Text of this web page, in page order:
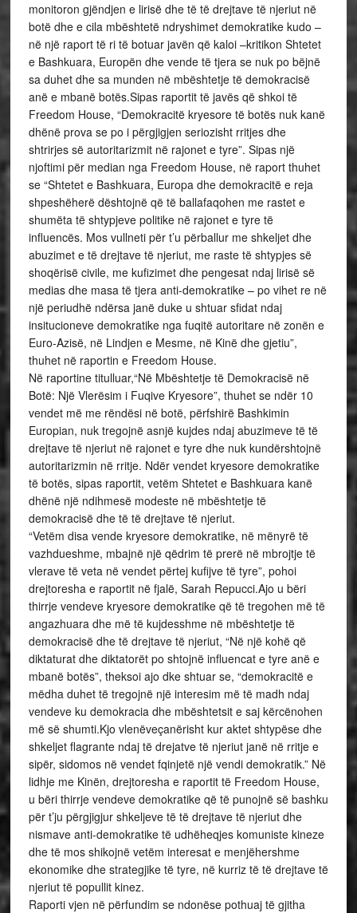
monitoron gjëndjen e lirisë dhe të të drejtave të njeriut në
botë dhe e cila mbështetë ndryshimet demokratike kudo –
në një raport të ri të botuar javën që kaloi –kritikon Shtetet
e Bashkuara, Europën dhe vende të tjera se nuk po bëjnë
sa duhet dhe sa munden në mbështetje të demokracisë
anë e mbanë botës.Sipas raportit të javës që shkoi të
Freedom House, “Demokracitë kryesore të botës nuk kanë
dhënë prova se po i përgjigjen seriozisht rritjes dhe
shtrirjes së autoritarizmit në rajonet e tyre”. Sipas një
njoftimi për median nga Freedom House, në raport thuhet
se “Shtetet e Bashkuara, Europa dhe demokracitë e reja
shpeshëherë dështojnë që të ballafaqohen me rastet e
shumëta të shtypjeve politike në rajonet e tyre të
influencës. Mos vullneti për t’u përballur me shkeljet dhe
abuzimet e të drejtave të njeriut, me raste të shtypjes së
shoqërisë civile, me kufizimet dhe pengesat ndaj lirisë së
medias dhe masa të tjera anti-demokratike – po vihet re në
një periudhë ndërsa janë duke u shtuar sfidat ndaj
insitucioneve demokratike nga fuqitë autoritare në zonën e
Euro-Azisë, në Lindjen e Mesme, në Kinë dhe gjetiu”,
thuhet në raportin e Freedom House.
Në raportine titulluar,“Në Mbështetje të Demokracisë në
Botë: Një Vlerësim i Fuqive Kryesore”, thuhet se ndër 10
vendet më me rëndësi në botë, përfshirë Bashkimin
Europian, nuk tregojnë asnjë kujdes ndaj abuzimeve të të
drejtave të njeriut në rajonet e tyre dhe nuk kundërshtojnë
autoritarizmin në rritje. Ndër vendet kryesore demokratike
të botës, sipas raportit, vetëm Shtetet e Bashkuara kanë
dhënë një ndihmesë modeste në mbështetje të
demokracisë dhe të të drejtave të njeriut.
“Vetëm disa vende kryesore demokratike, në mënyrë të
vazhdueshme, mbajnë një qëdrim të prerë në mbrojtje të
vlerave të veta në vendet përtej kufijve të tyre”, pohoi
drejtoresha e raportit në fjalë, Sarah Repucci.Ajo u bëri
thirrje vendeve kryesore demokratike që të tregohen më të
angazhuara dhe më të kujdesshme në mbështetje të
demokracisë dhe të drejtave të njeriut, “Në një kohë që
diktaturat dhe diktatorët po shtojnë influencat e tyre anë e
mbanë botës”, theksoi ajo dke shtuar se, “demokracitë e
mëdha duhet të tregojnë një interesim më të madh ndaj
vendeve ku demokracia dhe mbështetsit e saj kërcënohen
më së shumti.Kjo vlenëveçanërisht kur aktet shtypëse dhe
shkeljet flagrante ndaj të drejatve të njeriut janë në rritje e
sipër, sidomos në vendet fqinjetë një vendi demokratik.” Në
lidhje me Kinën, drejtoresha e raportit të Freedom House,
u bëri thirrje vendeve demokratike që të punojnë së bashku
për t’ju përgjigjur shkeljeve të të drejtave të njeriut dhe
nismave anti-demokratike të udhëheqjes komuniste kineze
dhe të mos shikojnë vetëm interesat e menjëhershme
ekonomike dhe strategjike të tyre, në kurriz të të drejtave të
njeriut të popullit kinez.
Raporti vjen në përfundim se ndonëse pothuaj të gjitha